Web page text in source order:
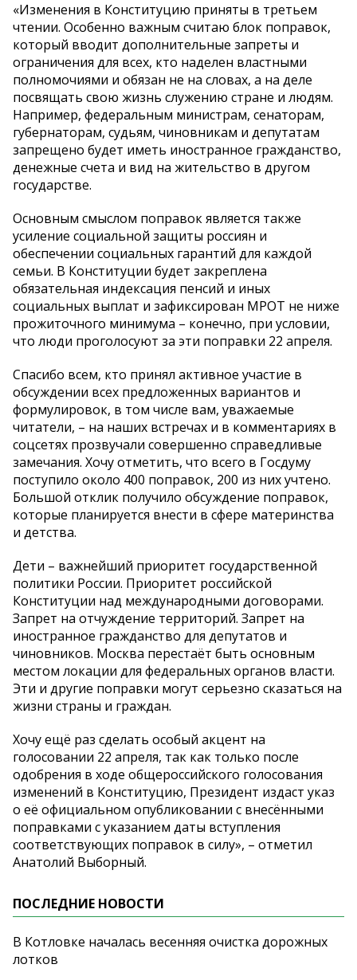
«Изменения в Конституцию приняты в третьем
чтении. Особенно важным считаю блок поправок,
который вводит дополнительные запреты и
ограничения для всех, кто наделен властными
полномочиями и обязан не на словах, а на деле
посвящать свою жизнь служению стране и людям.
Например, федеральным министрам, сенаторам,
губернаторам, судьям, чиновникам и депутатам
запрещено будет иметь иностранное гражданство,
денежные счета и вид на жительство в другом
государстве.
Основным смыслом поправок является также
усиление социальной защиты россиян и
обеспечении социальных гарантий для каждой
семьи. В Конституции будет закреплена
обязательная индексация пенсий и иных
социальных выплат и зафиксирован МРОТ не ниже
прожиточного минимума – конечно, при условии,
что люди проголосуют за эти поправки 22 апреля.
Спасибо всем, кто принял активное участие в
обсуждении всех предложенных вариантов и
формулировок, в том числе вам, уважаемые
читатели, – на наших встречах и в комментариях в
соцсетях прозвучали совершенно справедливые
замечания. Хочу отметить, что всего в Госдуму
поступило около 400 поправок, 200 из них учтено.
Большой отклик получило обсуждение поправок,
которые планируется внести в сфере материнства
и детства.
Дети – важнейший приоритет государственной
политики России. Приоритет российской
Конституции над международными договорами.
Запрет на отчуждение территорий. Запрет на
иностранное гражданство для депутатов и
чиновников. Москва перестаёт быть основным
местом локации для федеральных органов власти.
Эти и другие поправки могут серьезно сказаться на
жизни страны и граждан.
Хочу ещё раз сделать особый акцент на
голосовании 22 апреля, так как только после
одобрения в ходе общероссийского голосования
изменений в Конституцию, Президент издаст указ
о её официальном опубликовании с внесёнными
поправками с указанием даты вступления
соответствующих поправок в силу», – отметил
Анатолий Выборный.
ПОСЛЕДНИЕ НОВОСТИ
В Котловке началась весенняя очистка дорожных
лотков